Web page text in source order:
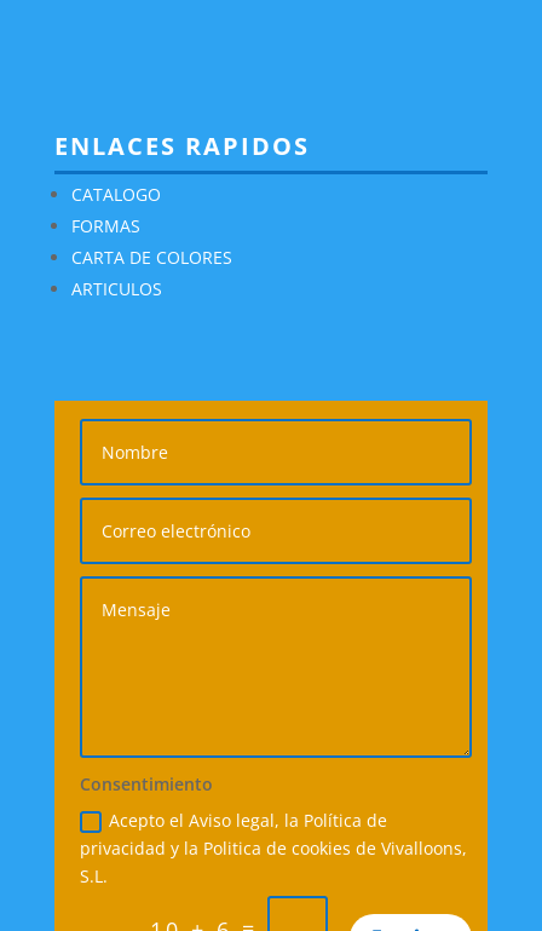
ENLACES RAPIDOS
CATALOGO
FORMAS
CARTA DE COLORES
ARTICULOS
Consentimiento
Acepto el Aviso legal, la Política de
privacidad y la Politica de cookies de Vivalloons,
S.L.